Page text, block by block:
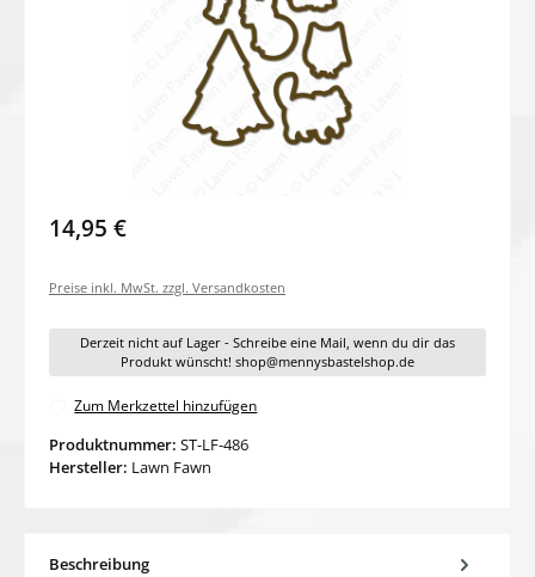
14,95 €
Preise inkl. MwSt. zzgl. Versandkosten
Derzeit nicht auf Lager - Schreibe eine Mail, wenn du dir das
Produkt wünscht! shop@mennysbastelshop.de
Zum Merkzettel hinzufügen
Produktnummer: ST-LF-486
Hersteller: Lawn Fawn
Beschreibung